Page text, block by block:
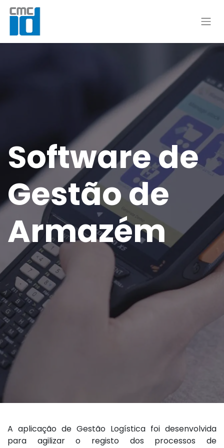
Software de
Gestão de
Armazém
A aplicação de Gestão Logística foi desenvolvida
para agilizar o registo dos processos de